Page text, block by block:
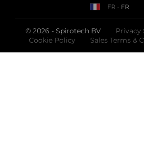
© 2026 - Spirotech BV
Privacy
Cookie Policy
Sales Terms &
FR - FR